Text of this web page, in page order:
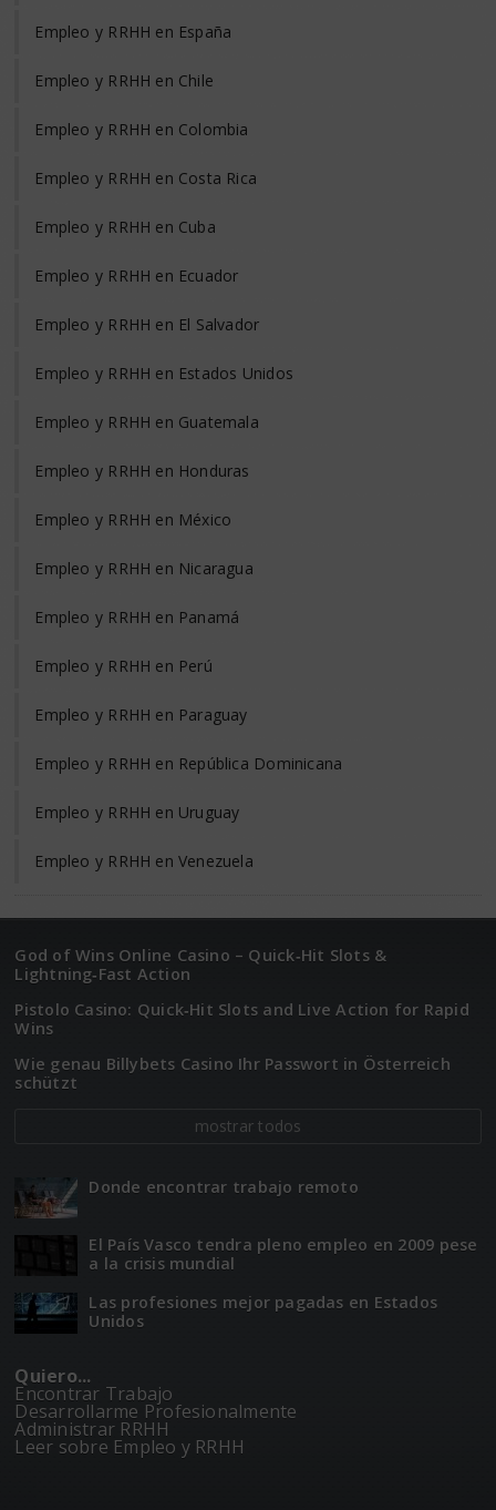
Empleo y RRHH en España
Empleo y RRHH en Chile
Empleo y RRHH en Colombia
Empleo y RRHH en Costa Rica
Empleo y RRHH en Cuba
Empleo y RRHH en Ecuador
Empleo y RRHH en El Salvador
Empleo y RRHH en Estados Unidos
Empleo y RRHH en Guatemala
Empleo y RRHH en Honduras
Empleo y RRHH en México
Empleo y RRHH en Nicaragua
Empleo y RRHH en Panamá
Empleo y RRHH en Perú
Empleo y RRHH en Paraguay
Empleo y RRHH en República Dominicana
Empleo y RRHH en Uruguay
Empleo y RRHH en Venezuela
God of Wins Online Casino – Quick‑Hit Slots &
Lightning‑Fast Action
Pistolo Casino: Quick‑Hit Slots and Live Action for Rapid
Wins
Wie genau Billybets Casino Ihr Passwort in Österreich
schützt
mostrar todos
Donde encontrar trabajo remoto
El Paí­­s Vasco tendra pleno empleo en 2009 pese
a la crisis mundial
Las profesiones mejor pagadas en Estados
Unidos
Quiero...
Encontrar Trabajo
Desarrollarme Profesionalmente
Administrar RRHH
Leer sobre Empleo y RRHH